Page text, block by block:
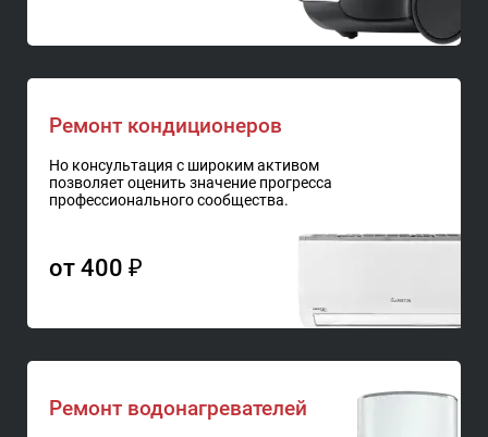
Ремонт кондиционеров
Но консультация с широким активом
позволяет оценить значение прогресса
профессионального сообщества.
от 400 ₽
Ремонт водонагревателей